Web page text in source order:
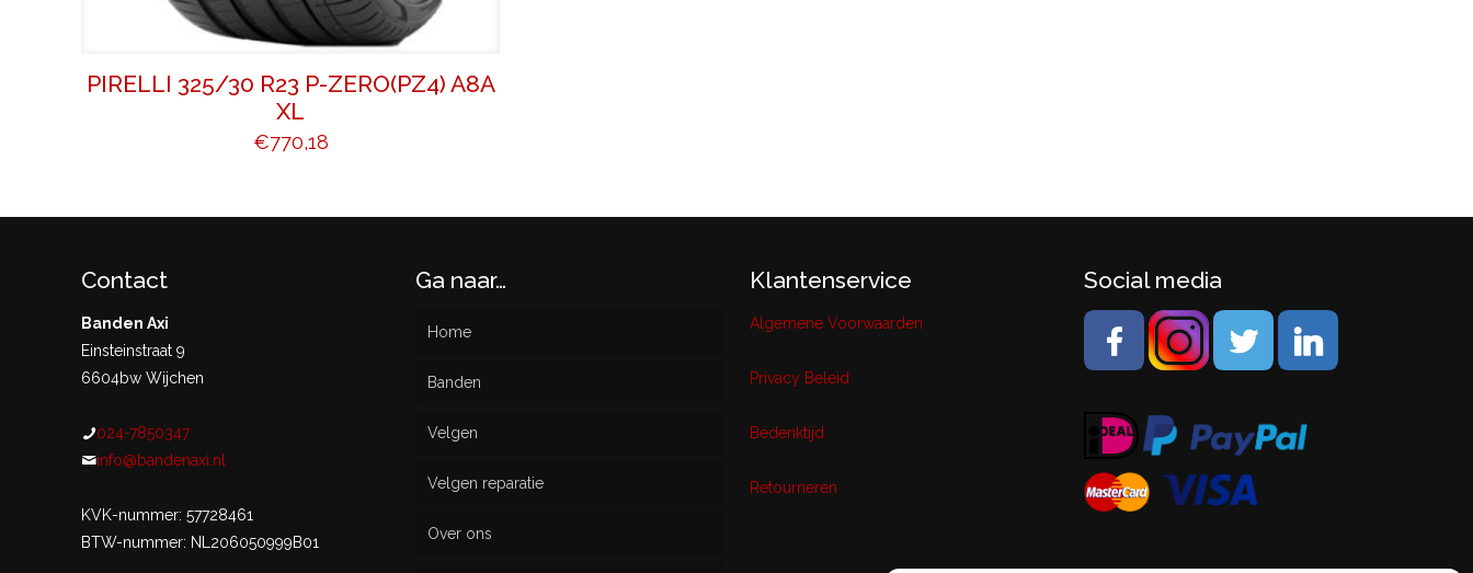
PIRELLI 325/30 R23 P-ZERO(PZ4) A8A
XL
€770,18
Contact
Banden Axi
Einsteinstraat 9
6604bw Wijchen
024-7850347
info@bandenaxi.nl
KVK-nummer: 57728461
BTW-nummer: NL206050999B01
Ga naar…
Home
Banden
Nieuw
Gebruikt
Velgen
Velgen reparatie
Over ons
Klantenservice
Algemene Voorwaarden
Privacy Beleid
Bedenktijd
Retourneren
Social media